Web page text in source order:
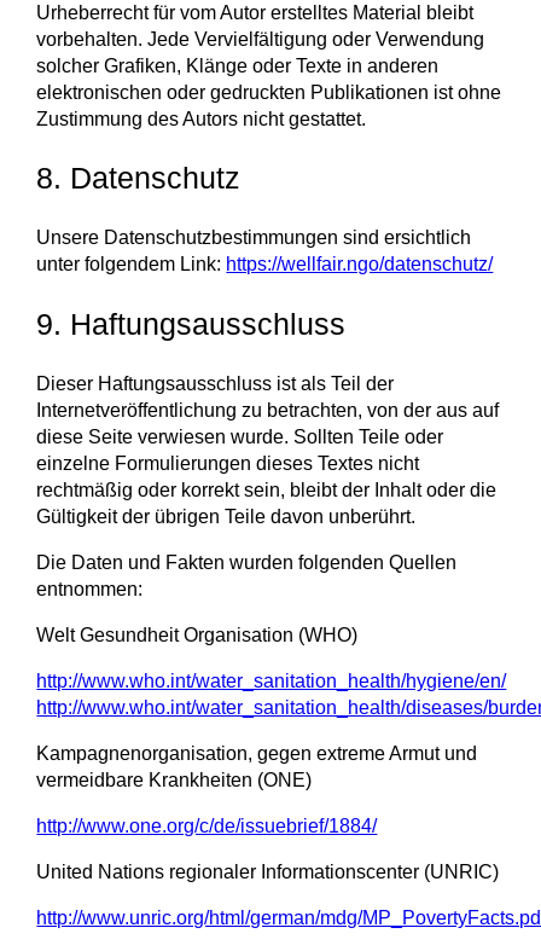
Urheberrecht für vom Autor erstelltes Material bleibt
vorbehalten. Jede Vervielfältigung oder Verwendung
solcher Grafiken, Klänge oder Texte in anderen
elektronischen oder gedruckten Publikationen ist ohne
Zustimmung des Autors nicht gestattet.
8. Datenschutz
Unsere Datenschutzbestimmungen sind ersichtlich
unter folgendem Link: https://wellfair.ngo/datenschutz/
9. Haftungsausschluss
Dieser Haftungsausschluss ist als Teil der
Internetveröffentlichung zu betrachten, von der aus auf
diese Seite verwiesen wurde. Sollten Teile oder
einzelne Formulierungen dieses Textes nicht
rechtmäßig oder korrekt sein, bleibt der Inhalt oder die
Gültigkeit der übrigen Teile davon unberührt.
Die Daten und Fakten wurden folgenden Quellen
entnommen:
Welt Gesundheit Organisation (WHO)
http://www.who.int/water_sanitation_health/hygiene/en/
http://www.who.int/water_sanitation_health/diseases/
Kampagnenorganisation, gegen extreme Armut und
vermeidbare Krankheiten (ONE)
http://www.one.org/c/de/issuebrief/1884/
United Nations regionaler Informationscenter (UNRIC)
http://www.unric.org/html/german/mdg/